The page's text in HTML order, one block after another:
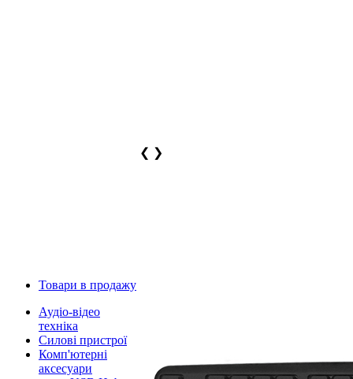
Товари в продажу
Аудіо-відео
техніка
Силові пристрої
Комп'ютерні
аксесуари
❮ ❯